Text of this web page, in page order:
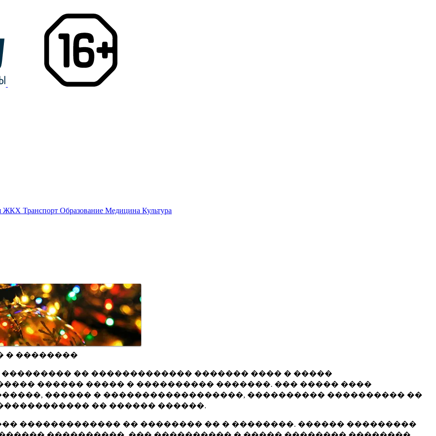
ЖКХ Транспорт Образование Медицина Культура
� ��������
��������� �� ������������� ������� ���� � �����
������ ����� � ���������� �������. ��� ����� ����
������ � ������������������, ���������� ���������� ��
�� ������ ������.
������������� �� �������� �� � ��������. ������ ���������